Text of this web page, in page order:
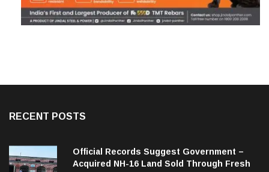
RECENT POSTS
Official Records Suggest Government –
Acquired NH-16 Land Sold Through Fresh